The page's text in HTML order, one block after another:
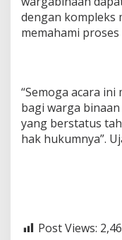
dengan kompleks
memahami
“Semoga acara
bagi warga
yang berstatus
hak hukumnya”.
Post Views: